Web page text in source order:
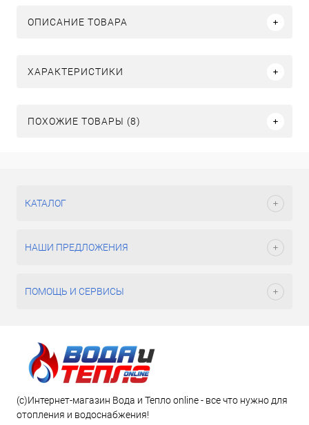
ОПИСАНИЕ ТОВАРА
ХАРАКТЕРИСТИКИ
ПОХОЖИЕ ТОВАРЫ (8)
КАТАЛОГ
НАШИ ПРЕДЛОЖЕНИЯ
ПОМОЩЬ И СЕРВИСЫ
(c)Интернет-магазин Вода и Тепло online - все что нужно для
отопления и водоснабжения!